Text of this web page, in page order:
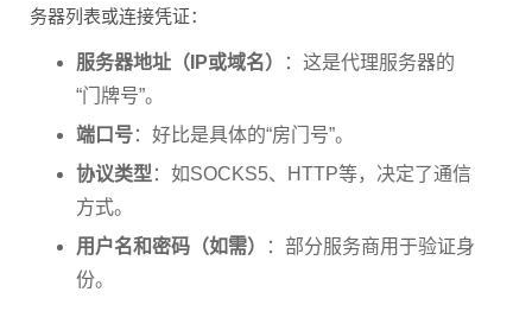
务器列表或连接凭证：
服务器地址（IP或域名）
：这是代理服务器的
“门牌号”。
端口号：好比是具体的“房门号”。
协议类型 ：如SOCKS5、HTTP等，决定了通信
方式。
用户名和密码（如需）
：部分服务商用于验证身
份。